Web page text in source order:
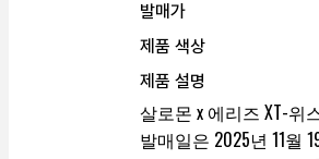
발매가
제품 색상
제품 설명
살로몬 x 에리즈 XT-위
발매일은 2025년 11월